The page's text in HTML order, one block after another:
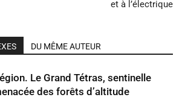
et à l’électrique
DU MÊME AUTEUR
Le Grand Tétras, sentinelle
des forêts d’altitude